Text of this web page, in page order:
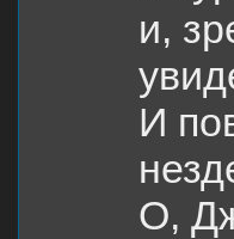
и,
И
О,